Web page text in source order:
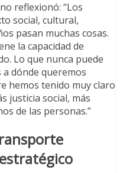
reflexionó: “Los
social, cultural,
pasan muchas cosas.
la capacidad de
Lo que nunca puede
dónde queremos
hemos tenido muy claro
justicia social, más
de las personas.”